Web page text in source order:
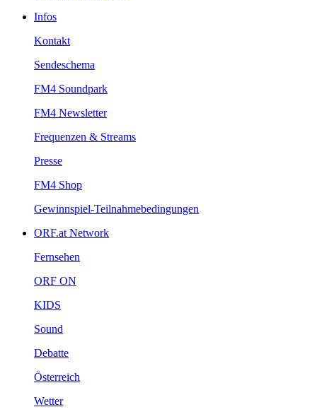
Infos
Kontakt
Sendeschema
FM4Soundpark
FM4Newsletter
Frequenzen&Streams
Presse
FM4Shop
Gewinnspiel-Teilnahmebedingungen
ORF.atNetwork
Fernsehen
ORFON
KIDS
Sound
Debatte
Österreich
Wetter